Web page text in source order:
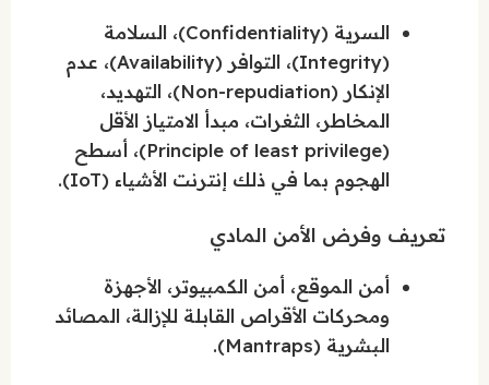
السرية (Confidentiality)، السلامة
(Integrity)، التوافر (Availability)، عدم
الإنكار (Non-repudiation)، التهديد،
المخاطر، الثغرات، مبدأ الامتياز الأقل
(Principle of least privilege)، أسطح
الهجوم بما في ذلك إنترنت الأشياء (IoT).
تعريف وفرض الأمن المادي
أمن الموقع، أمن الكمبيوتر، الأجهزة
ومحركات الأقراص القابلة للإزالة، المصائد
البشرية (Mantraps).